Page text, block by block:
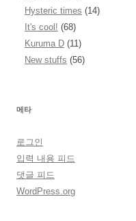
Hysteric times (14)
It's cool! (68)
Kuruma D (11)
New stuffs (56)
메타
로그인
입력 내용 피드
댓글 피드
WordPress.org